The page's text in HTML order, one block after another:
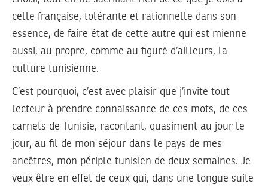
celle française, tolérante et rationnelle dans son
essence, de faire état de cette autre qui est mienne
aussi, au propre, comme au figuré d’ailleurs, la
culture tunisienne.
C’est pourquoi, c’est avec plaisir que j’invite tout
lecteur à prendre connaissance de ces mots, de ces
carnets de Tunisie, racontant, quasiment au jour le
jour, au fil de mon séjour dans le pays de mes
ancêtres, mon périple tunisien de deux semaines. Je
veux être en effet de ceux qui, dans une longue suite